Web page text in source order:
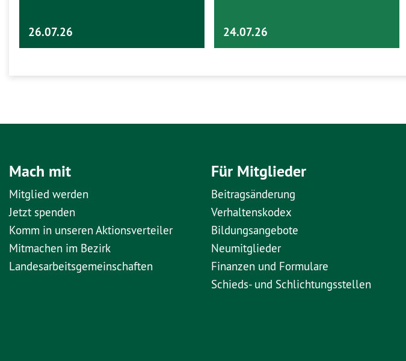
26.07.26 24.07.26
Mach mit
Mitglied werden
Jetzt spenden
Komm in unseren Aktionsverteiler
Mitmachen im Bezirk
Landesarbeitsgemeinschaften
Für Mitglieder
Beitragsänderung
Verhaltenskodex
Bildungsangebote
Neumitglieder
Finanzen und Formulare
Schieds- und Schlichtungsstellen